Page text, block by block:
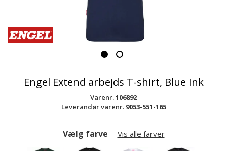
Engel Extend arbejds T-shirt, Blue Ink
Varenr.106892
Leverandør varenr. 9053-551-165
Vælg farve Vis alle farver